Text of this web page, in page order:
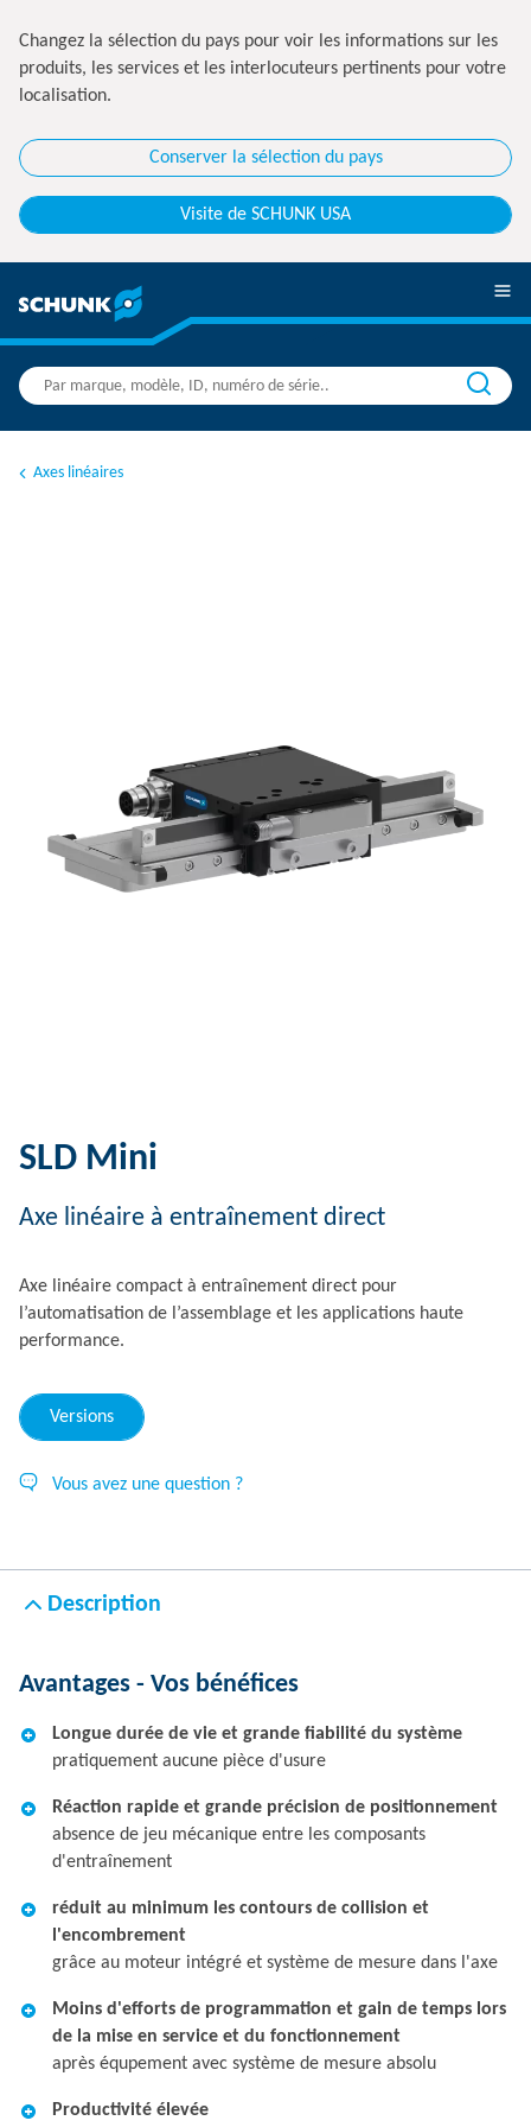
Changez la sélection du pays pour voir les informations sur les
produits, les services et les interlocuteurs pertinents pour votre
localisation.
Conserver la sélection du pays
Visite de SCHUNK USA
Axes linéaires
SLD Mini
Axe linéaire à entraînement direct
Axe linéaire compact à entraînement direct pour
l’automatisation de l’assemblage et les applications haute
performance.
Versions
Vous avez une question ?
Description
Avantages - Vos bénéfices
Longue durée de vie et grande fiabilité du système
pratiquement aucune pièce d'usure
Réaction rapide et grande précision de positionnement
absence de jeu mécanique entre les composants
d'entraînement
réduit au minimum les contours de collision et
l'encombrement
grâce au moteur intégré et système de mesure dans l'axe
Moins d'efforts de programmation et gain de temps lors
de la mise en service et du fonctionnement
après équpement avec système de mesure absolu
Productivité élevée